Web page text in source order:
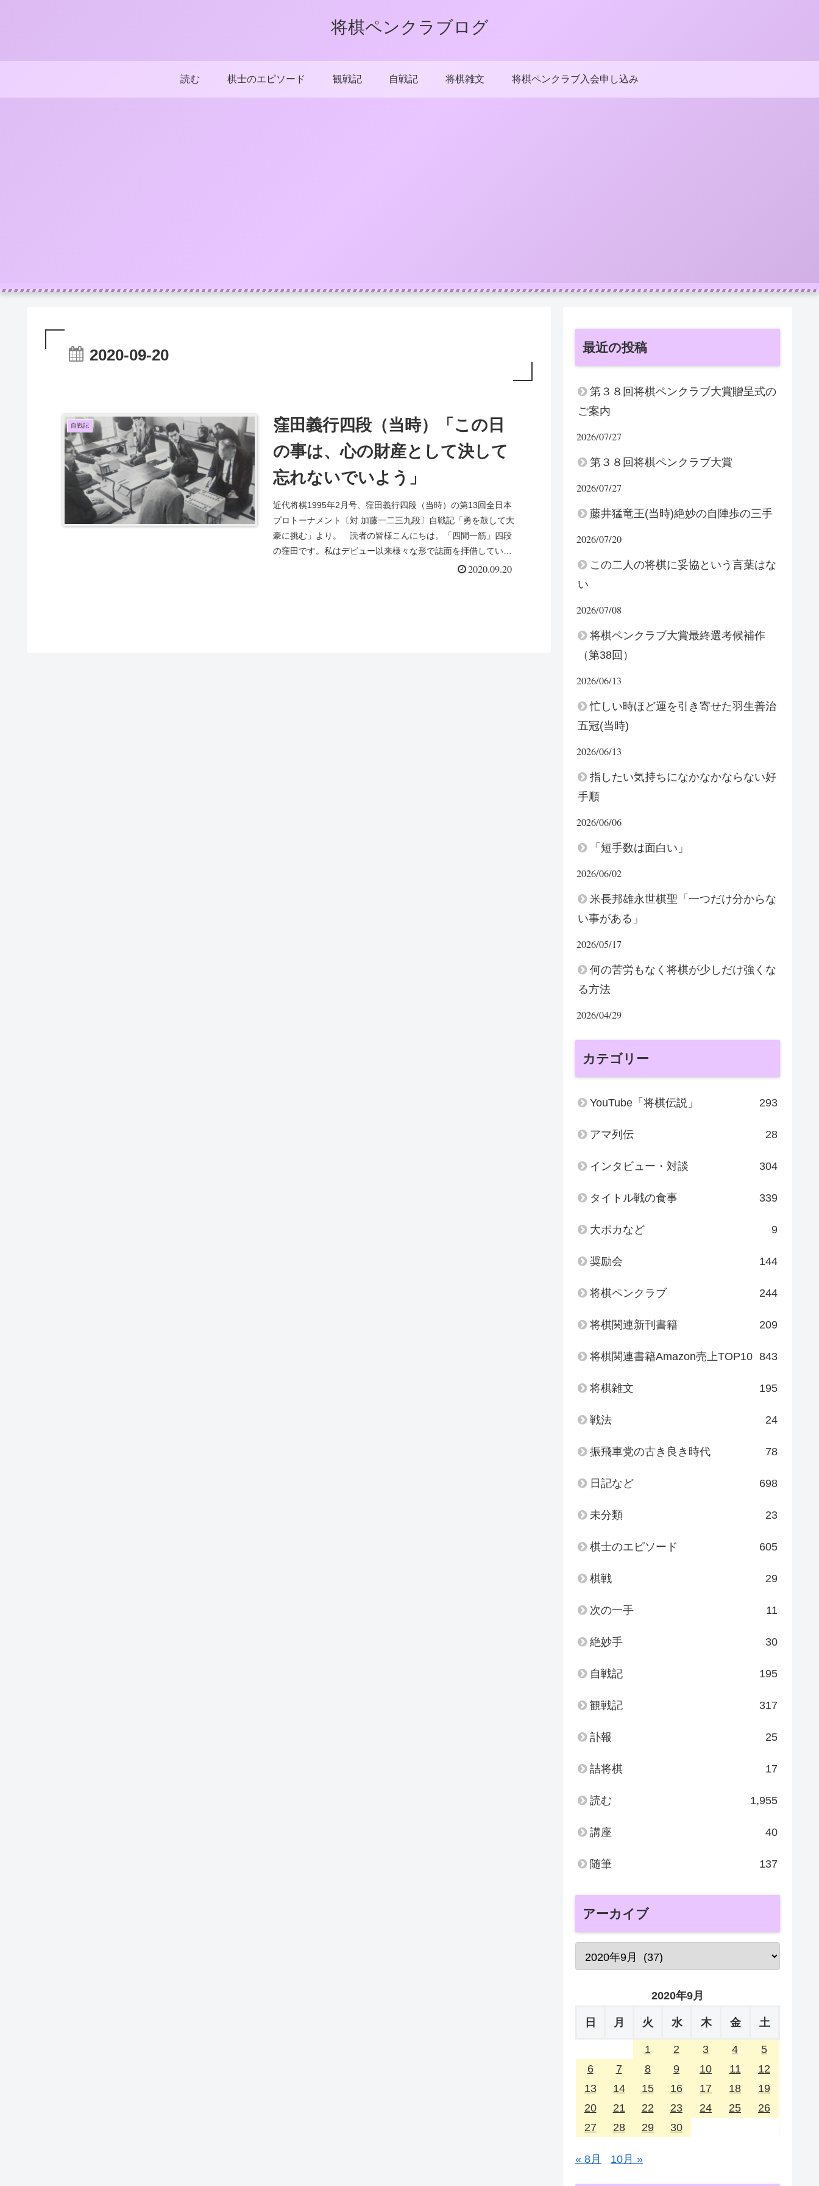
将棋ペンクラブログ
読む 棋士のエピソード 観戦記 自戦記 将棋雑文 将棋ペンクラブ入会申し込み
2020-09-20
自戦記
窪田義行四段（当時）「この日
の事は、心の財産として決して
忘れないでいよう」
近代将棋1995年2月号、窪田義行四段（当時）の第13回全日本
プロトーナメント〔対 加藤一二三九段〕自戦記「勇を鼓して大
豪に挑む」より。 読者の皆様こんにちは。「四間一筋」四段
の窪田です。私はデビュー以来様々な形で誌面を拝借していま
2020.09.20
最近の投稿
第３８回将棋ペンクラブ大賞贈呈式の
ご案内
2026/07/27
第３８回将棋ペンクラブ大賞
2026/07/27
藤井猛竜王(当時)絶妙の自陣歩の三手
2026/07/20
この二人の将棋に妥協という言葉はな
い
2026/07/08
将棋ペンクラブ大賞最終選考候補作
（第38回）
2026/06/13
忙しい時ほど運を引き寄せた羽生善治
五冠(当時)
2026/06/13
指したい気持ちになかなかならない好
手順
2026/06/06
「短手数は面白い」
2026/06/02
米長邦雄永世棋聖「一つだけ分からな
い事がある」
2026/05/17
何の苦労もなく将棋が少しだけ強くな
る方法
2026/04/29
カテゴリー
YouTube「将棋伝説」 293
アマ列伝 28
インタビュー・対談 304
タイトル戦の食事 339
大ポカなど 9
奨励会 144
将棋ペンクラブ 244
将棋関連新刊書籍 209
将棋関連書籍Amazon売上TOP10 843
将棋雑文 195
戦法 24
振飛車党の古き良き時代 78
日記など 698
未分類 23
棋士のエピソード 605
棋戦 29
次の一手 11
絶妙手 30
自戦記 195
観戦記 317
訃報 25
詰将棋 17
読む 1,955
講座 40
随筆 137
アーカイブ
2020年9月
日 月 火 水 木 金 土
1 2 3 4
5
6
7 8 9 10 11
12
13
14 15 16 17 18
19
20
21 22 23 24 25
26
27
28 29 30
« 8月 10月 »